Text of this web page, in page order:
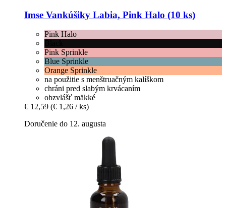
Imse Vankúšiky Labia, Pink Halo (10 ks)
Pink Halo
Pink Sprinkle
Blue Sprinkle
Orange Sprinkle
na použitie s menštruačným kalíškom
chráni pred slabým krvácaním
obzvlášť mäkké
€ 12,59 (€ 1,26 / ks)
Doručenie do 12. augusta